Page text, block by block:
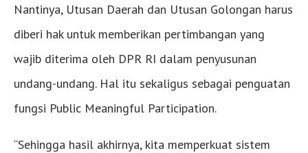
Nantinya, Utusan Daerah dan Utusan Golongan harus
diberi hak untuk memberikan pertimbangan yang
wajib diterima oleh DPR RI dalam penyusunan
undang-undang. Hal itu sekaligus sebagai penguatan
fungsi Public Meaningful Participation.
“Sehingga hasil akhirnya, kita memperkuat sistem